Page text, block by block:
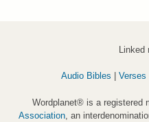
Linked
Audio Bibles Verses
Wordplanet® is a registered
Association , an